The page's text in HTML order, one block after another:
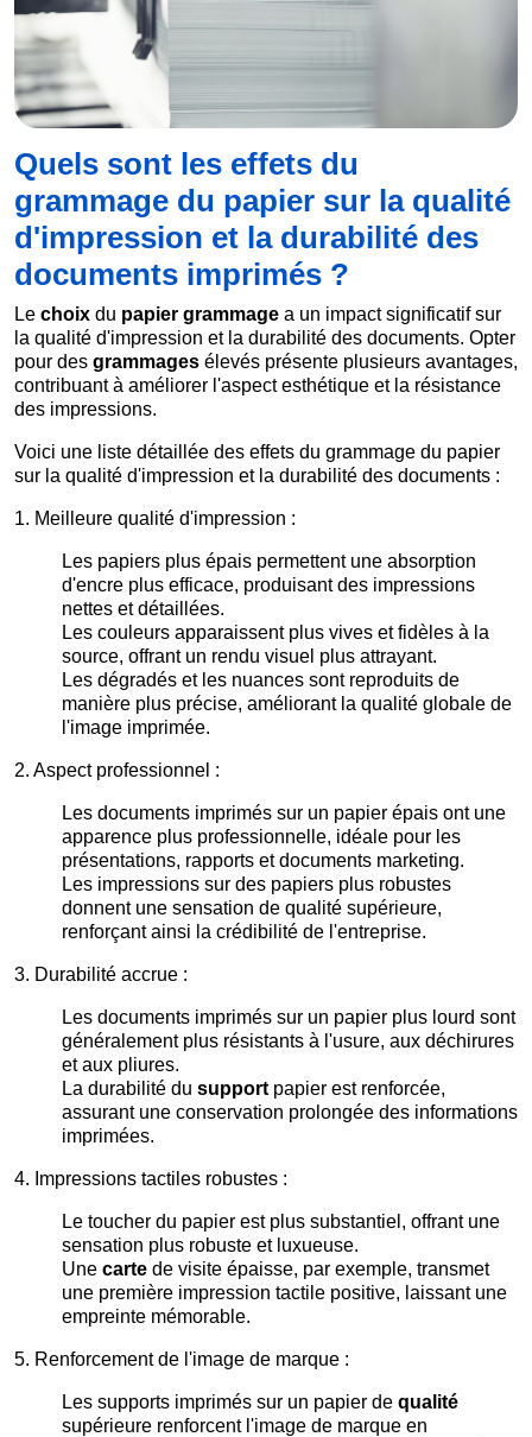
Quels sont les effets du
grammage du papier sur la qualité
d'impression et la durabilité des
documents imprimés ?
Le choix du papier grammage a un impact significatif sur
la qualité d'impression et la durabilité des documents. Opter
pour des grammages élevés présente plusieurs avantages,
contribuant à améliorer l'aspect esthétique et la résistance
des impressions.
Voici une liste détaillée des effets du grammage du papier
sur la qualité d'impression et la durabilité des documents :
1. Meilleure qualité d'impression :
Les papiers plus épais permettent une absorption
d'encre plus efficace, produisant des impressions
nettes et détaillées.
Les couleurs apparaissent plus vives et fidèles à la
source, offrant un rendu visuel plus attrayant.
Les dégradés et les nuances sont reproduits de
manière plus précise, améliorant la qualité globale de
l'image imprimée.
2. Aspect professionnel :
Les documents imprimés sur un papier épais ont une
apparence plus professionnelle, idéale pour les
présentations, rapports et documents marketing.
Les impressions sur des papiers plus robustes
donnent une sensation de qualité supérieure,
renforçant ainsi la crédibilité de l'entreprise.
3. Durabilité accrue :
Les documents imprimés sur un papier plus lourd sont
généralement plus résistants à l'usure, aux déchirures
et aux pliures.
La durabilité du support papier est renforcée,
assurant une conservation prolongée des informations
imprimées.
4. Impressions tactiles robustes :
Le toucher du papier est plus substantiel, offrant une
sensation plus robuste et luxueuse.
Une carte de visite épaisse, par exemple, transmet
une première impression tactile positive, laissant une
empreinte mémorable.
5. Renforcement de l'image de marque :
Les supports imprimés sur un papier de qualité
supérieure renforcent l'image de marque en